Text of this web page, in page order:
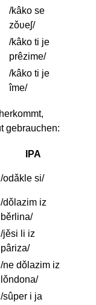
/kâko se
zǒʋeʃ/
/kâko ti je
prêzime/
/kâko ti je
îme/
gebrauchen:
IPA
/odǎkle si/
/dǒlazim iz
běrlina/
/jěsi li iz
pâriza/
/ne dǒlazim iz
lǒndona/
/sûper i ja